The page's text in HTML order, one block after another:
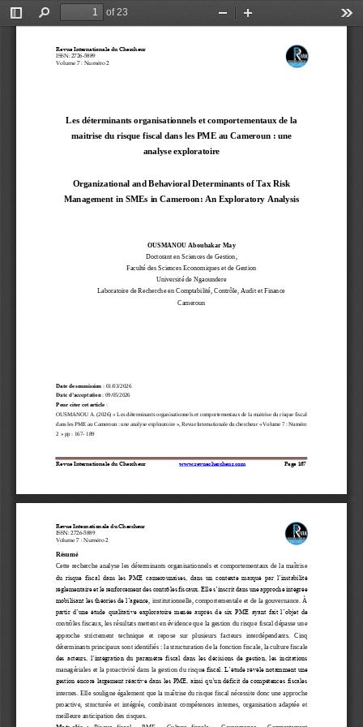
Toggle
Find
of 23
Zoom
Revue Internationale du Chercheur
ISSN: 2726 5889
Volume 7
: Numéro 2
Revue Internationale du Chercheur www.revuechercheur.com Page 167
Les déterminants organisationnels et comportementaux de la
maitrise du risque fiscal dans les PME au Cameroun : une
analyse exploratoire
Organizational and Behavioral Determinants of Tax Risk
Management in SMEs in Cameroon: An Exploratory Analysis
OUSMANOU Aboubakar May
Doctorant en Sciences de Gestion,
Faculté des Sciences Economiques et de Gestion
Université de Ngaoundere
Laboratoire de Recherche en Comptabilité, Contrôle, Audit et Finance
Cameroun
Date de soumission : 01/03/2026
Date d’acceptation : 09/05/2026
Pour citer cet article :
OUSMANOU A. (2026) « Les déterminants organisationnels et comportementaux de la maitrise du risque fiscal
dans les PME au Cameroun : une analyse exploratoire », Revue Internationale du chercheur « Volume 7 : Numéro
2 » pp : 167- 189
Revue Internationale du Chercheur
ISSN: 2726 -5889
Volume 7
: Numéro 2
Résumé
Cette recherche analyse les déterminants organisationnels et comportementaux de la maîtrise
du  risque  fiscal  dans  les  PME  camerounaises,  dans  un  contexte  marqué  par  l’instabilité
réglementaire et le renforcement des contrôles fiscaux. Elle s’inscrit dans une approche intégrée
mobilisant les théories de l’agence , institutionnelle, comportementale et de la gouvernance. À
partir d’une étude qualitative exploratoire menée auprès de six PME ayant fait l’objet de
contrôles fiscaux, les résultats mettent en évidence que la gestion du risque fiscal dépasse une
approche strictement   technique   et   repose   sur   plusieurs   facteurs   interdépendants.
Cinq
déterminants principaux sont identifiés : la structuration de la fonction fiscale, la culture fiscale
des acteurs, l’intégration du paramètre fiscal dans les décisions de gestion, les incitations
managériales et la proactivité dans la gestion du risque fiscal. L’étude révèle notamment une
gestion encore largement réactive dans les PME, ainsi qu’un déficit de compétences fiscales
internes. Elle souligne également que la maîtrise du risque fiscal nécessite donc une approche
proactive,  structurée  et  intégrée,  combinant  compétences  internes,  organisation  adaptée  et
meilleure anticipation des risques.